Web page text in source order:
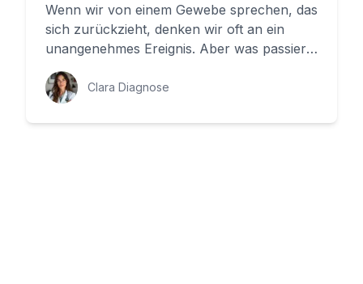
Wenn wir von einem Gewebe sprechen, das
sich zurückzieht, denken wir oft an ein
unangenehmes Ereignis. Aber was passiert
tatsächlich, wenn ein Gewebe ...
Clara Diagnose